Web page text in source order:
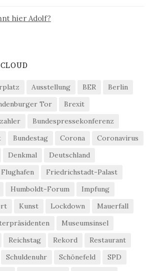
hier Adolf?
Ausstellung BER
Berlin
Tor
Brexit
Bundespressekonferenz
Bundestag Corona
Coronavirus
Denkmal
Deutschland
Flughafen
Friedrichstadt-Palast
Humboldt-Forum
Impfung
Kunst Lockdown
Mauerfall
Museumsinsel
Reichstag Rekord
Restaurant
Schuldenuhr Schönefeld
SPD